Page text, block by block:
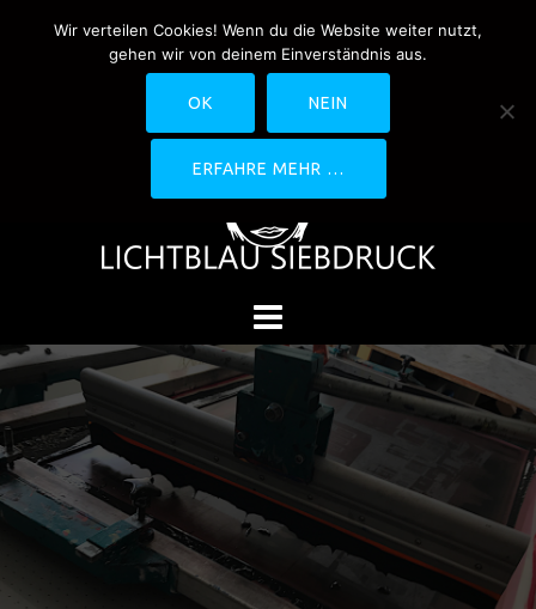
0170-4800361
drucken@lichtblau-
siebdruck.de
Schwedlerstraße 1 - 5 60314
Wir verteilen Cookies! Wenn du die Website weiter nutzt,
gehen wir von deinem Einverständnis aus.
OK NEIN
ERFAHRE MEHR …